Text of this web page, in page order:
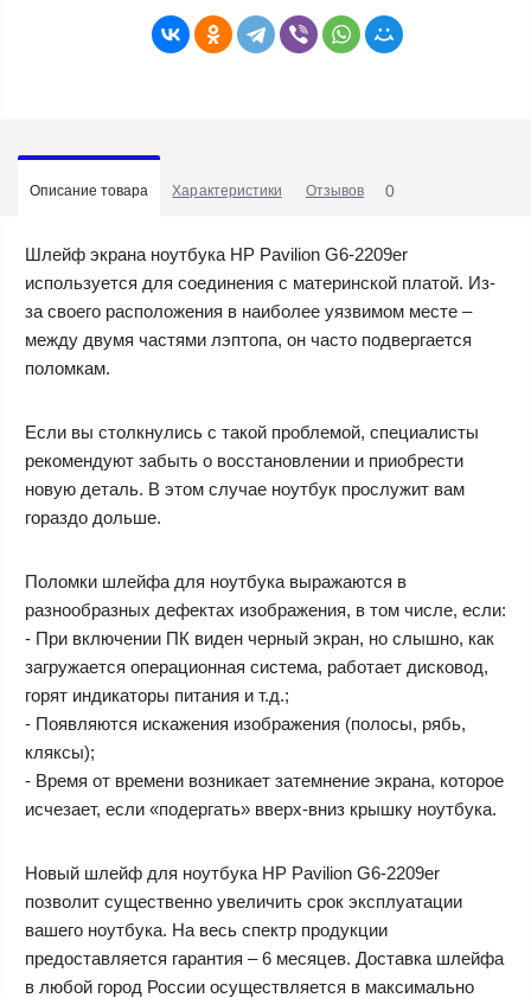
Описание товара Характеристики Отзывов 0
Шлейф экрана ноутбука HP Pavilion G6-2209er
используется для соединения с материнской платой. Из-
за своего расположения в наиболее уязвимом месте –
между двумя частями лэптопа, он часто подвергается
поломкам.
Если вы столкнулись с такой проблемой, специалисты
рекомендуют забыть о восстановлении и приобрести
новую деталь. В этом случае ноутбук прослужит вам
гораздо дольше.
Поломки шлейфа для ноутбука выражаются в
разнообразных дефектах изображения, в том числе, если:
- При включении ПК виден черный экран, но слышно, как
загружается операционная система, работает дисковод,
горят индикаторы питания и т.д.;
- Появляются искажения изображения (полосы, рябь,
кляксы);
- Время от времени возникает затемнение экрана, которое
исчезает, если «подергать» вверх-вниз крышку ноутбука.
Новый шлейф для ноутбука HP Pavilion G6-2209er
позволит существенно увеличить срок эксплуатации
вашего ноутбука. На весь спектр продукции
предоставляется гарантия – 6 месяцев. Доставка шлейфа
в любой город России осуществляется в максимально